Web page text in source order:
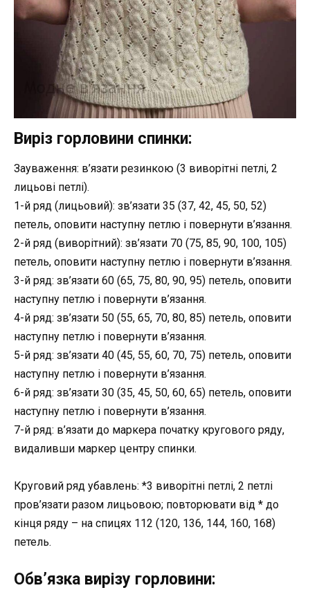
Виріз горловини спинки:
Зауваження: в’язати резинкою (3 виворітні петлі, 2
лицьові петлі).
1-й ряд (лицьовий): зв’язати 35 (37, 42, 45, 50, 52)
петель, оповити наступну петлю і повернути в’язання.
2-й ряд (виворітний): зв’язати 70 (75, 85, 90, 100, 105)
петель, оповити наступну петлю і повернути в’язання.
3-й ряд: зв’язати 60 (65, 75, 80, 90, 95) петель, оповити
наступну петлю і повернути в’язання.
4-й ряд: зв’язати 50 (55, 65, 70, 80, 85) петель, оповити
наступну петлю і повернути в’язання.
5-й ряд: зв’язати 40 (45, 55, 60, 70, 75) петель, оповити
наступну петлю і повернути в’язання.
6-й ряд: зв’язати 30 (35, 45, 50, 60, 65) петель, оповити
наступну петлю і повернути в’язання.
7-й ряд: в’язати до маркера початку кругового ряду,
видаливши маркер центру спинки.
Круговий ряд убавлень: *3 виворітні петлі, 2 петлі
пров’язати разом лицьовою; повторювати від * до
кінця ряду – на спицях 112 (120, 136, 144, 160, 168)
петель.
Обв’язка вирізу горловини: